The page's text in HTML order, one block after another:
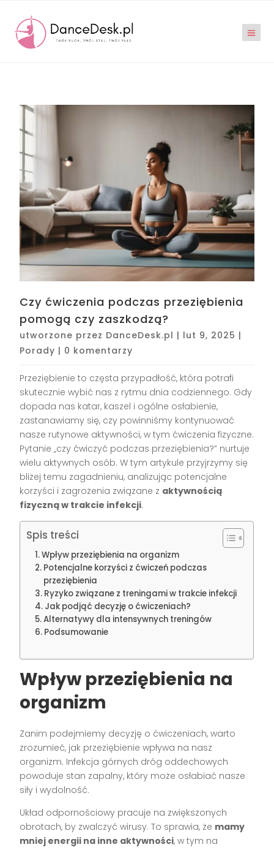
Czy ćwiczenia podczas przeziębienia
pomogą czy zaszkodzą?
utworzone przez DanceDesk.pl | lut 9, 2025 |
Porady | 0 komentarzy
Przeziębienie to częsta przypadłość, która potrafi
skutecznie wybić nas z rytmu dnia codziennego. Gdy
dopada nas katar, kaszel i ogólne osłabienie,
zastanawiamy się, czy powinniśmy kontynuować
nasze rutynowe aktywności, w tym ćwiczenia fizyczne.
Pytanie „czy ćwiczyć podczas przeziębienia?” nurtuje
wielu aktywnych osób. W tym artykule przyjrzymy się
bliżej temu zagadnieniu, analizując potencjalne
korzyści i zagrożenia związane z aktywnością
fizyczną w trakcie infekcji.
Spis treści
Wpływ przeziębienia na organizm
Potencjalne korzyści z ćwiczeń podczas
przeziębienia
Ryzyko związane z treningami w trakcie infekcji
Jak podjąć decyzję o ćwiczeniach?
Alternatywy dla intensywnych treningów
Podsumowanie
Wpływ przeziębienia na
organizm
Zanim podejmiemy decyzję o ćwiczeniach, warto
zrozumieć, jak przeziębienie wpływa na nasz
organizm. Infekcja górnych dróg oddechowych
powoduje stan zapalny, który może osłabiać nasze
siły i wydolność.
Układ odpornościowy pracuje na zwiększonych
obrotach, by zwalczyć wirusy. To sprawia, że mamy
mniej energii na inne aktywności, w tym na